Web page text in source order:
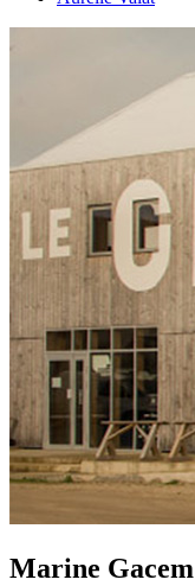
Marine Gacem